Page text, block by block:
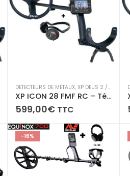
DETECTEURS DE METAUX, XP DEUS 2 / ICON / ICON X /ORX
XP ICON 28 FMF RC – Télécommande + disque 28 cm + Casque sans fil WSA ST
599,00€ TTC
-16%